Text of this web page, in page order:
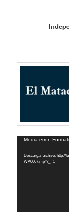
Reproductor
vídeo
Media error:
Descargar archivo: http://
WA0007.mp4?_=1